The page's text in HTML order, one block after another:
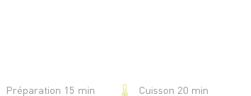
Préparation 15 min Cuisson 20 min